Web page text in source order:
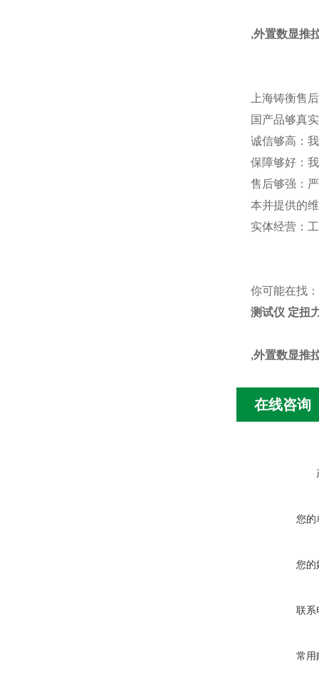
,外置数显推
上海铸衡售
国产品够真
诚信够高：
保障够好：
售后够强：
本并提供的
实体经营：
你可能在找：
测试仪 定扭
,外置数显推
在线咨询
您的
您的
联系
常用